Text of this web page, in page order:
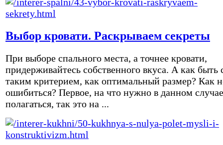
Выбор кровати. Раскрываем секреты
При выборе спального места, а точнее кровати,
придерживайтесь собственного вкуса. А как быть
таким критерием, как оптимальный размер? Как
ошибиться? Первое, на что нужно в данном случае
полагаться, так это на ...